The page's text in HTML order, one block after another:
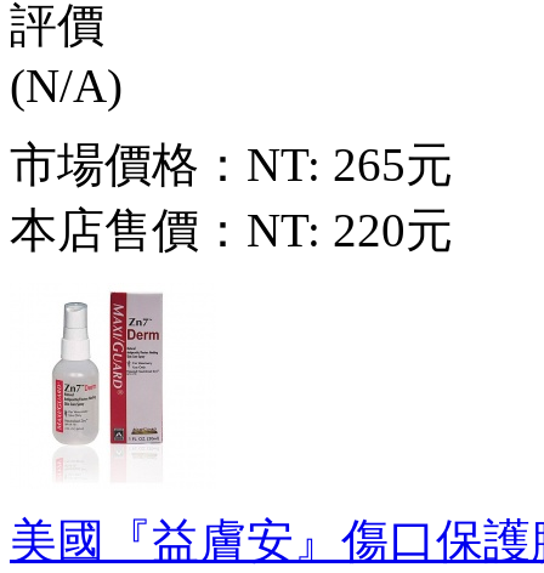
市場價格： NT: 265元
本店售價： NT: 220元
美國『益膚安』傷口保